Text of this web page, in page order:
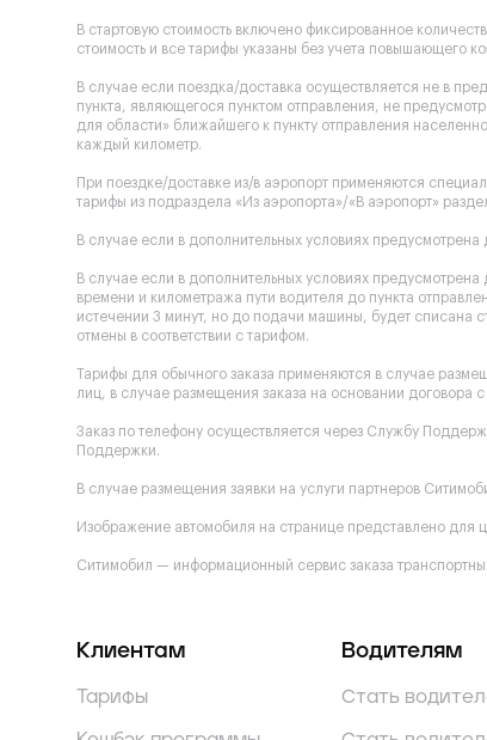
В стартовую стоимость включено фиксированное
стоимость и все тарифы указаны без учета повышающего
В случае если поездка/доставка осуществляется не в
пункта, являющегося пунктом отправления, не
для области» ближайшего к пункту отправления
каждый километр.
При поездке/доставке из/в аэропорт применяются
тарифы из подраздела «Из аэропорта»/«В аэропорт»
В случае если в дополнительных условиях
В случае если в дополнительных условиях
времени и километража пути водителя до пункта
истечении 3 минут, но до подачи машины, будет списана
отмены в соответствии с тарифом.
Тарифы для обычного заказа применяются в случае
лиц, в случае размещения заказа на основании договора
Заказ по телефону осуществляется через Службу
Поддержки.
В случае размещения заявки на услуги партнеров
Изображение автомобиля на странице представлено для
Ситимобил — информационный сервис заказа
Клиентам
Тарифы
Водителям
Стать